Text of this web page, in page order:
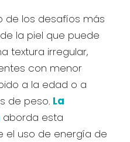
de los desafíos más
la piel que puede
textura irregular,
con menor
a la edad o a
de peso. La
aborda esta
el uso de energía de